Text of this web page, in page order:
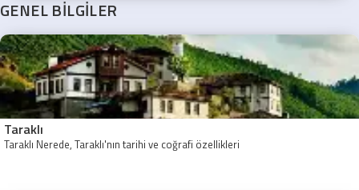
GENEL BİLGİLER
Taraklı
Taraklı Nerede, Taraklı'nın tarihi ve coğrafi özellikleri